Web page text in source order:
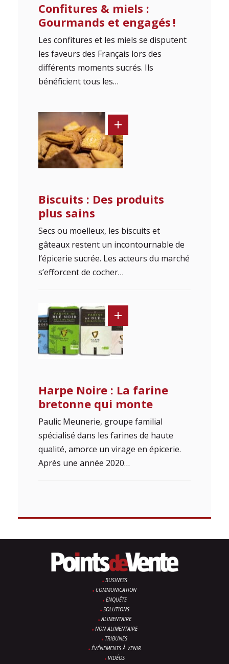
Confitures & miels :
Gourmands et engagés !
Les confitures et les miels se disputent
les faveurs des Français lors des
différents moments sucrés. Ils
bénéficient tous les…
Biscuits : Des produits
plus sains
Secs ou moelleux, les biscuits et
gâteaux restent un incontournable de
l’épicerie sucrée. Les acteurs du marché
s’efforcent de cocher…
Harpe Noire : La farine
bretonne qui monte
Paulic Meunerie, groupe familial
spécialisé dans les farines de haute
qualité, amorce un virage en épicerie.
Après une année 2020…
BUSINESS
COMMUNICATION
ENQUÊTE
SOLUTIONS
ALIMENTAIRE
NON ALIMENTAIRE
TRIBUNES
ÉVÉNEMENTS À VENIR
VIDÉOS